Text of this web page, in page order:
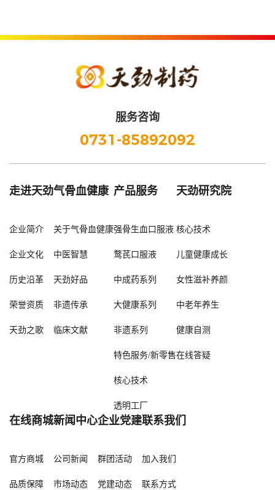
服务咨询
0731-85892092
走进天劲
企业简介
企业文化
历史沿革
荣誉资质
天劲之歌
气骨血健康
关于气骨血健康
中医智慧
天劲好品
非遗传承
临床文献
产品服务
强骨生血口服液
鹜芪口服液
中成药系列
大健康系列
非遗系列
特色服务/新零售
核心技术
透明工厂
天劲研究院
核心技术
儿童健康成长
女性滋补养颜
中老年养生
健康自测
在线答疑
在线商城
官方商城
品质保障
新闻中心
公司新闻
市场动态
企业党建
群团活动
党建动态
联系我们
加入我们
联系方式